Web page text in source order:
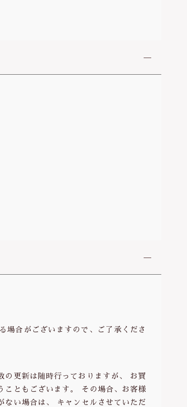
場合がございますので、ご了承くださ
の更新は随時行っておりますが、 お買
こともございます。 その場合、お客様
ない場合は、 キャンセルさせていただ